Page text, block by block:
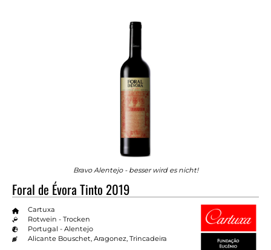
Bravo Alentejo - besser wird es nicht!
Foral de Évora Tinto 2019
Cartuxa
Rotwein - Trocken
Portugal - Alentejo
Alicante Bouschet, Aragonez, Trincadeira